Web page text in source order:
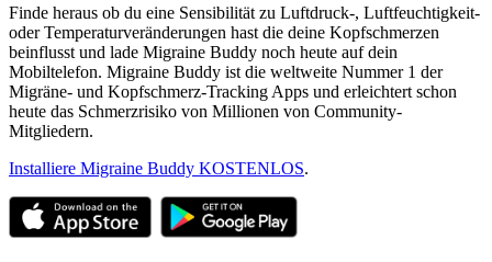
Finde heraus ob du eine Sensibilität zu Luftdruck-, Luftfeuchtigkeit-
oder Temperaturveränderungen hast die deine Kopfschmerzen
beinflusst und lade Migraine Buddy noch heute auf dein
Mobiltelefon. Migraine Buddy ist die weltweite Nummer 1 der
Migräne- und Kopfschmerz-Tracking Apps und erleichtert schon
heute das Schmerzrisiko von Millionen von Community-
Mitgliedern.
Installiere Migraine Buddy KOSTENLOS.